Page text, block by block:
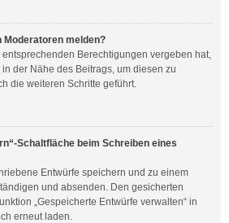
Moderatoren melden?
Berechtigungen vergeben hat,
der Nähe des Beitrags, um diesen zu
die weiteren Schritte geführt.
Schaltfläche beim Schreiben eines
Entwürfe speichern und zu einem
und absenden. Den gesicherten
„Gespeicherte Entwürfe verwalten“ in
erneut laden.